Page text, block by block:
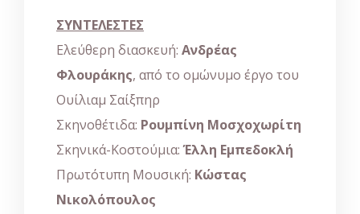
ΣΥΝΤΕΛΕΣΤΕΣ
Ελεύθερη διασκευή: Ανδρέας
Φλουράκης, από το ομώνυμο έργο του
Ουίλιαμ Σαίξπηρ
Σκηνοθέτιδα: Ρουμπίνη Μοσχοχωρίτη
Σκηνικά-Κοστούμια:Έλλη Εμπεδοκλή
Πρωτότυπη Μουσική: Κώστας
Νικολόπουλος